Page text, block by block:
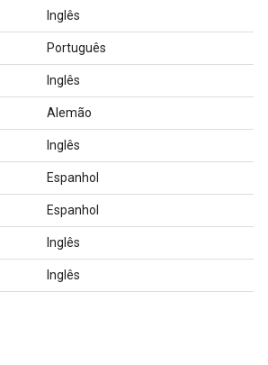
Inglês
Português
Inglês
Alemão
Inglês
Espanhol
Espanhol
Inglês
Inglês